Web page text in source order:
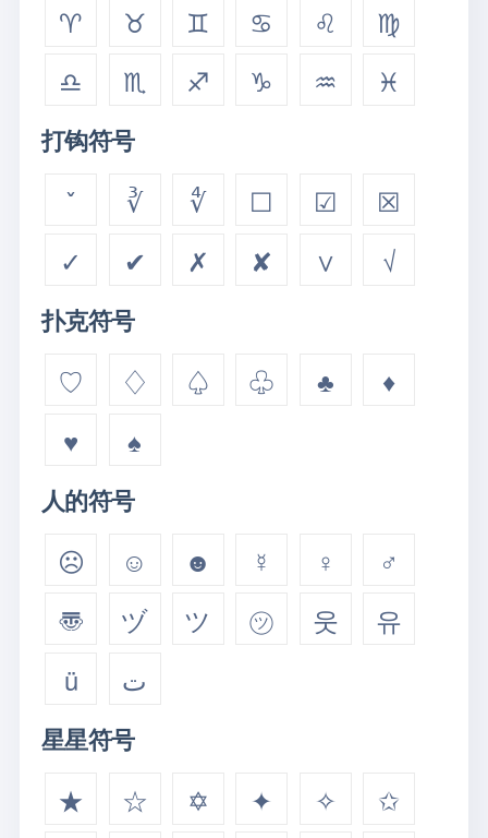
♈ ♉ ♊ ♋ ♌
♍
♎
♏ ♐ ♑ ♒ ♓
打钩符号
ˇ ∛ ∜ ☐ ☑
☒
✓
✔ ✗ ✘ ∨ √
扑克符号
♡ ♢ ♤ ♧ ♣
♦
♥
♠
人的符号
☹ ☺ ☻ ☿ ♀
♂
〠
ヅ ツ ㋡ 웃
유
ü
ت
星星符号
★ ☆ ✡ ✦ ✧ ✩